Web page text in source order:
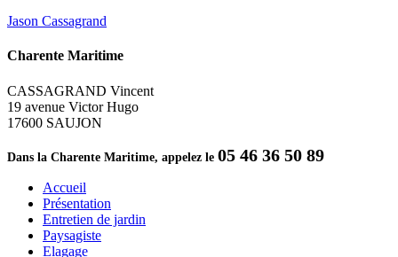
Jason Cassagrand
Charente Maritime
CASSAGRAND Vincent
19 avenue Victor Hugo
17600 SAUJON
Dans la Charente Maritime, appelez le 05 46 36 50 89
Accueil
Présentation
Entretien de jardin
Paysagiste
Elagage